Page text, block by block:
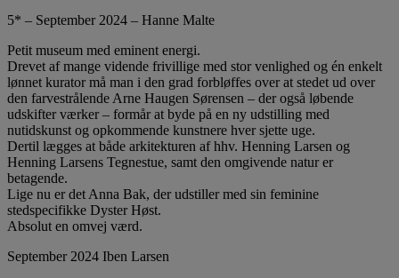
5* – September 2024 – Hanne Malte
Petit museum med eminent energi.
Drevet af mange vidende frivillige med stor venlighed og én enkelt
lønnet kurator må man i den grad forbløffes over at stedet ud over
den farvestrålende Arne Haugen Sørensen – der også løbende
udskifter værker – formår at byde på en ny udstilling med
nutidskunst og opkommende kunstnere hver sjette uge.
Dertil lægges at både arkitekturen af hhv. Henning Larsen og
Henning Larsens Tegnestue, samt den omgivende natur er
betagende.
Lige nu er det Anna Bak, der udstiller med sin feminine
stedspecifikke Dyster Høst.
Absolut en omvej værd.
September 2024 Iben Larsen